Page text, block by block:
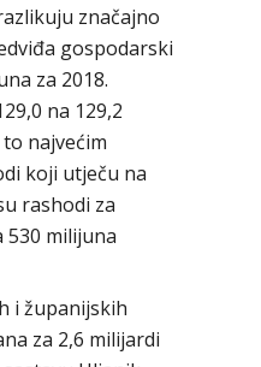
značajno
gospodarski
za 2018.
na 129,2
najvećim
koji utječu na
rashodi za
530 milijuna
i županijskih
za 2,6 milijardi